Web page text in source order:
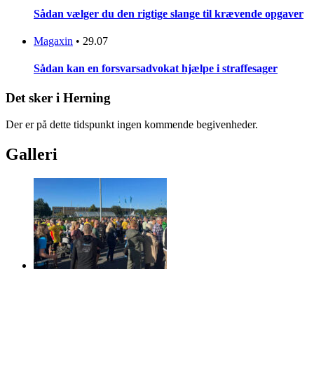
Sådan vælger du den rigtige slange til krævende opgaver
Magaxin • 29.07
Sådan kan en forsvarsadvokat hjælpe i straffesager
Det sker i Herning
Der er på dette tidspunkt ingen kommende begivenheder.
Galleri